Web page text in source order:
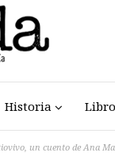
Historia
un cuento de Ana